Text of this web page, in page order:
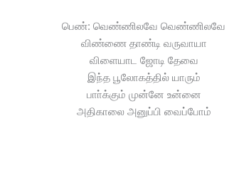
பெண்: வெண்ணிலவே வெண்ணிலவே
விண்ணை தாண்டி வருவாயா
விளையாட ஜோடி தேவை
இந்த பூலோகத்தில் யாரும்
பாா்க்கும் முன்னே உன்னை
அதிகாலை அனுப்பி வைப்போம்